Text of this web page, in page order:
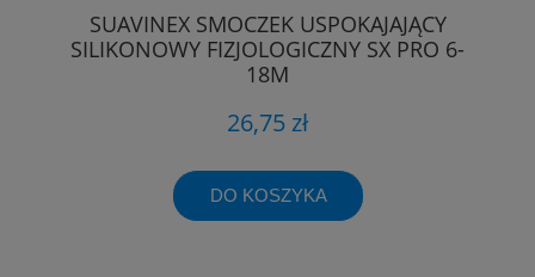
SUAVINEX SMOCZEK USPOKAJAJĄCY
SILIKONOWY FIZJOLOGICZNY SX PRO 6-
18M
26,75 zł
DO KOSZYKA